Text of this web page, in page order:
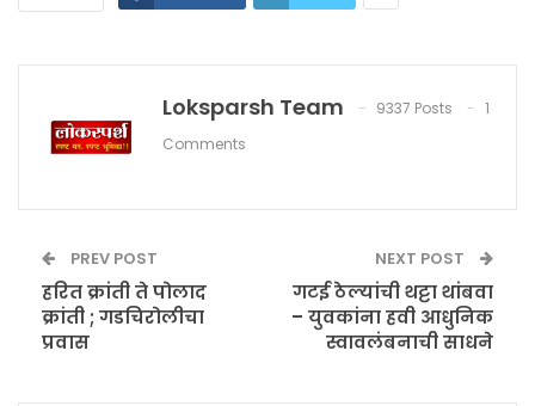
Loksparsh Team 9337 Posts
1
Comments
PREV POST
हरित क्रांती ते पोलाद
क्रांती ; गडचिरोलीचा
प्रवास
NEXT POST
गटई ठेल्यांची थट्टा थांबवा
– युवकांना हवी आधुनिक
स्वावलंबनाची साधने